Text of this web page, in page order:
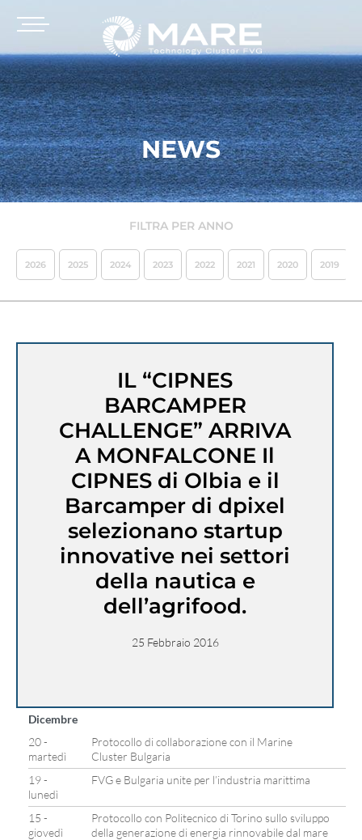
NEWS
FILTRA PER ANNO
2026 2025 2024 2023 2022 2021 2020 2019
IL “CIPNES
BARCAMPER
CHALLENGE” ARRIVA
A MONFALCONE Il
CIPNES di Olbia e il
Barcamper di dpixel
selezionano startup
innovative nei settori
della nautica e
dell’agrifood.
25 Febbraio 2016
Dicembre
20 -
martedì
Protocollo di collaborazione con il Marine
Cluster Bulgaria
19 -
lunedì
FVG e Bulgaria unite per l’industria marittima
15 -
giovedì
Protocollo con Politecnico di Torino sullo sviluppo
della generazione di energia rinnovabile dal mare